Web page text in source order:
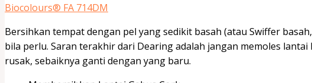
Biocolours® FA 714DM
Bersihkan tempat dengan pel yang sedikit basah (atau Swiffer
bila perlu. Saran terakhir dari Dearing adalah jangan memoles
rusak, sebaiknya ganti dengan yang baru.